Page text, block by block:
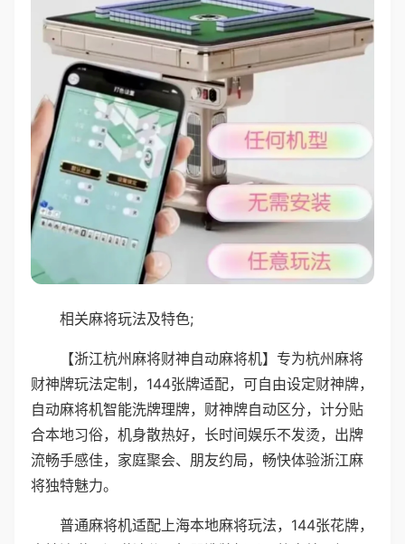
相关麻将玩法及特色;
【浙江杭州麻将财神自动麻将机】专为杭州麻将
财神牌玩法定制，144张牌适配，可自由设定财神牌，
自动麻将机智能洗牌理牌，财神牌自动区分，计分贴
合本地习俗，机身散热好，长时间娱乐不发烫，出牌
流畅手感佳，家庭聚会、朋友约局，畅快体验浙江麻
将独特魅力。
普通麻将机适配上海本地麻将玩法，144张花牌，